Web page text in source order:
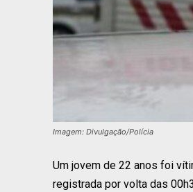
Imagem: Divulgação/Polícia
Um jovem de 22 anos foi
registrada por volta das